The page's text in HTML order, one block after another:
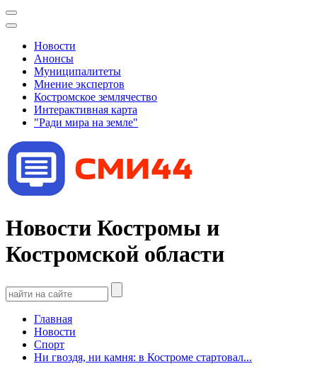
Новости
Анонсы
Муниципалитеты
Мнение экспертов
Костромское землячество
Интерактивная карта
"Ради мира на земле"
Новости Костромы и
Костромской области
Главная
Новости
Спорт
Ни гвоздя, ни камня: в Костроме стартовал...